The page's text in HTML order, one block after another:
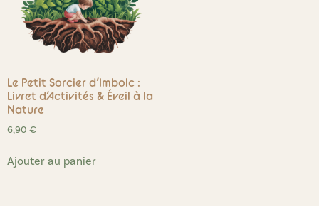
Le Petit Sorcier d’Imbolc :
Livret d’Activités & Éveil à la
Nature
6,90 €
Ajouter au panier